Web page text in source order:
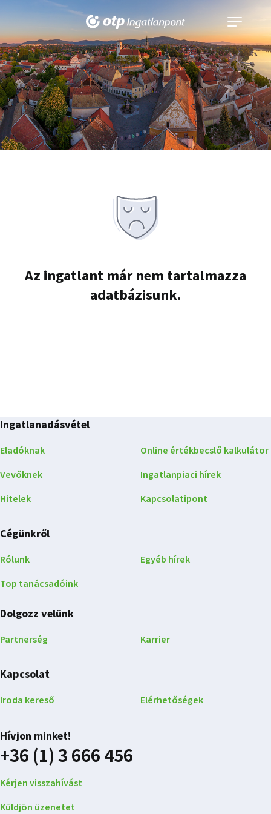
Navigáció
kinyitása
Az ingatlant már nem tartalmazza
adatbázisunk.
Ingatlanadásvétel
Eladóknak
Vevőknek
Hitelek
Online értékbecslő kalkulátor
Ingatlanpiaci hírek
Kapcsolatipont
Cégünkről
Rólunk
Top tanácsadóink
Egyéb hírek
Dolgozz velünk
Partnerség Karrier
Kapcsolat
Iroda kereső Elérhetőségek
Hívjon minket!
+36 (1) 3 666 456
Kérjen visszahívást
Küldjön üzenetet